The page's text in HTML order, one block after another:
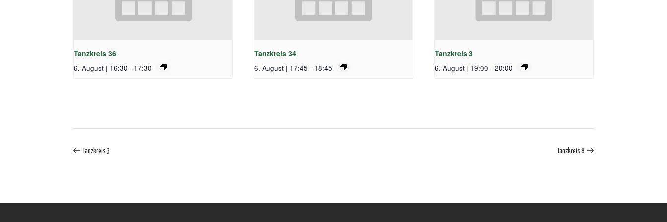
Tanzkreis 36
6. August | 16:30 - 17:30
Tanzkreis 34
6. August | 17:45 - 18:45
Tanzkreis 3
6. August | 19:00 - 20:00
Tanzkreis 3 Tanzkreis 8